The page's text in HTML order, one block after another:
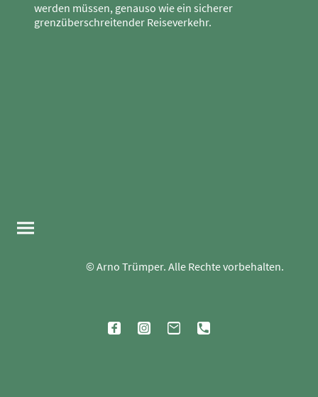
werden müssen, genauso wie ein sicherer
grenzüberschreitender Reiseverkehr.
© Arno Trümper. Alle Rechte vorbehalten.